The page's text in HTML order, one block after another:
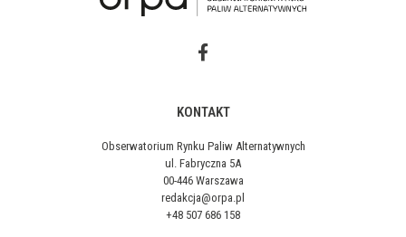
KONTAKT
Obserwatorium Rynku Paliw Alternatywnych
ul. Fabryczna 5A
00-446 Warszawa
redakcja@orpa.pl
+48 507 686 158